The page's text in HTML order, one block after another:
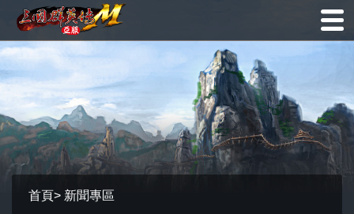
首頁> 新聞專區